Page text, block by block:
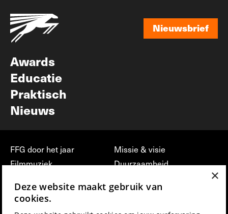
Nieuwsbrief
Awards
Educatie
Praktisch
Nieuws
FFG door het jaar
Filmmuziek
Press & Industry
Missie & visie
Duurzaamheid
vrijwilligerswerk bij FFG
×
Deze website maakt gebruik van
cookies.